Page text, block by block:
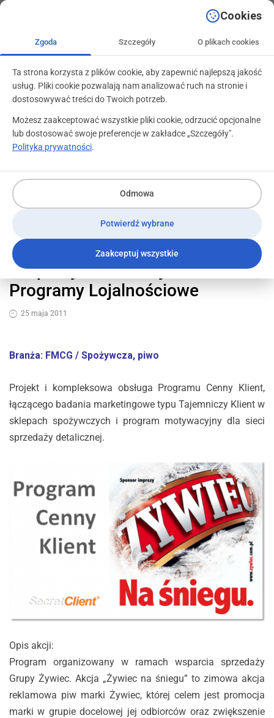
kontakt@programylojalnosciowe.pl
Grupa Żywiec Cenny Klient –
Programy Lojalnościowe
25 maja 2011
Branża: FMCG / Spożywcza, piwo
Projekt i kompleksowa obsługa Programu Cenny Klient,
łączącego badania marketingowe typu Tajemniczy Klient w
sklepach spożywczych i program motywacyjny dla sieci
sprzedaży detalicznej.
Opis akcji:
Program organizowany w ramach wsparcia sprzedaży
Grupy Żywiec. Akcja „Żywiec na śniegu” to zimowa akcja
reklamowa piw marki Żywiec, której celem jest promocja
marki w grupie docelowej jej odbiorców oraz zwiększenie
Cookies
Zgoda Szczegóły O plikach cookies
Ta strona korzysta z plików cookie, aby zapewnić najlepszą jakość
usług. Pliki cookie pozwalają nam analizować ruch na stronie i
dostosowywać treści do Twoich potrzeb.
Możesz zaakceptować wszystkie pliki cookie, odrzucić opcjonalne
lub dostosować swoje preferencje w zakładce „Szczegóły".
Polityka prywatności.
Odmowa
Potwierdź wybrane
Zaakceptuj wszystkie